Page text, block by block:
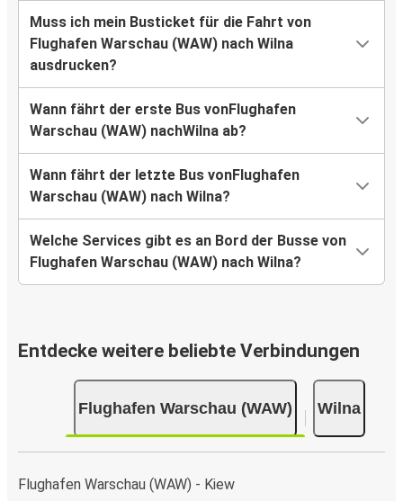
Muss ich mein Busticket für die Fahrt von
Flughafen Warschau (WAW) nach Wilna
ausdrucken?
Wann fährt der erste Bus vonFlughafen
Warschau (WAW) nachWilna ab?
Wann fährt der letzte Bus vonFlughafen
Warschau (WAW) nach Wilna?
Welche Services gibt es an Bord der Busse von
Flughafen Warschau (WAW) nach Wilna?
Entdecke weitere beliebte Verbindungen
Flughafen Warschau (WAW) Wilna
Flughafen Warschau (WAW) - Kiew